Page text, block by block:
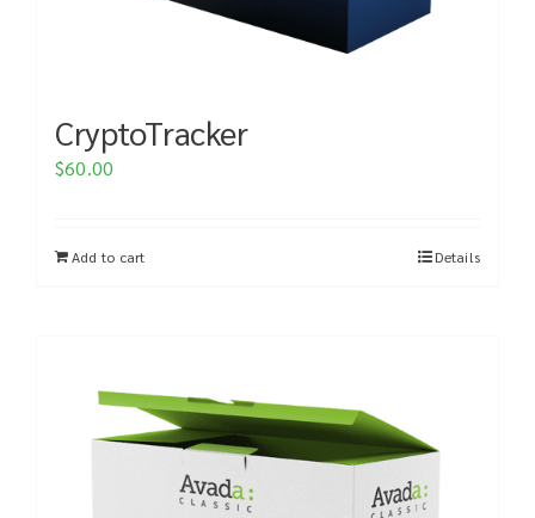
CryptoTracker
$60.00
Add to cart Details